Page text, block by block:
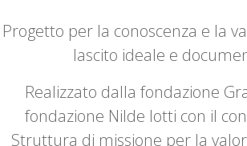
Progetto per la conoscenza e la
lascito ideale e
Realizzato dalla fondazione
fondazione Nilde Iotti con il
Struttura di missione per la